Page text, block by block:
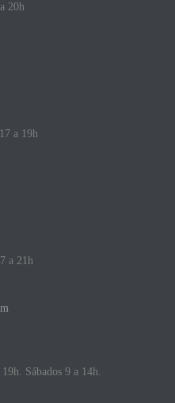
20h
a 19h
a 21h
Sábados 9 a 14h.